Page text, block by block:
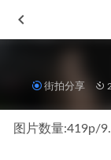
街拍分享
图片数量:419p/